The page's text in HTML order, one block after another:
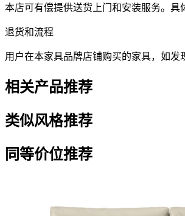
本店可有偿提供送货上门和安装服务。具
退货和流程
用户在本家具品牌店铺购买的家具，如发
相关产品推荐
类似风格推荐
同等价位推荐